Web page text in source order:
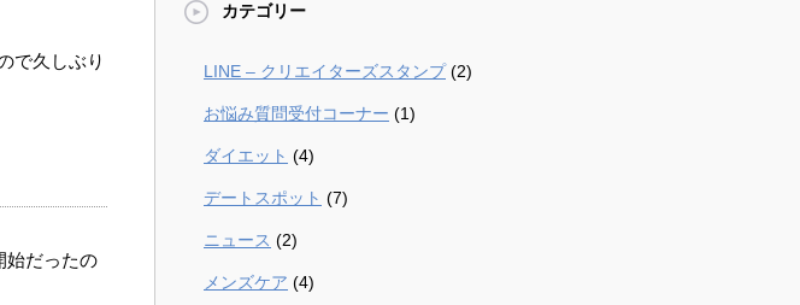
で久しぶり
始だったの
カテゴリー
LINE – クリエイターズスタンプ(2)
お悩み質問受付コーナー (1)
ダイエット (4)
デートスポット (7)
ニュース (2)
メンズケア (4)